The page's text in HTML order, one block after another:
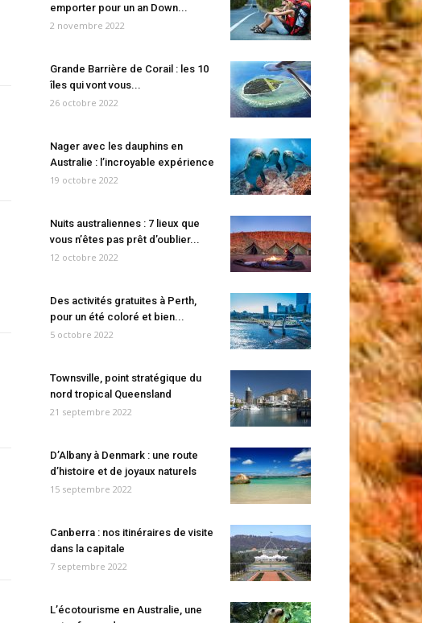
emporter pour un an Down...
2 novembre 2022
Grande Barrière de Corail : les 10
îles qui vont vous...
26 octobre 2022
Nager avec les dauphins en
Australie : l’incroyable expérience
19 octobre 2022
Nuits australiennes : 7 lieux que
vous n’êtes pas prêt d’oublier...
12 octobre 2022
Des activités gratuites à Perth,
pour un été coloré et bien...
5 octobre 2022
Townsville, point stratégique du
nord tropical Queensland
21 septembre 2022
D’Albany à Denmark : une route
d’histoire et de joyaux naturels
15 septembre 2022
Canberra : nos itinéraires de visite
dans la capitale
7 septembre 2022
L’écotourisme en Australie, une